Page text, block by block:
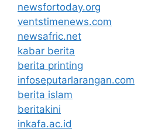
newsfortoday.org
ventstimenews.com
newsafric.net
kabar berita
berita printing
infoseputarlarangan.com
berita islam
beritakini
inkafa.ac.id